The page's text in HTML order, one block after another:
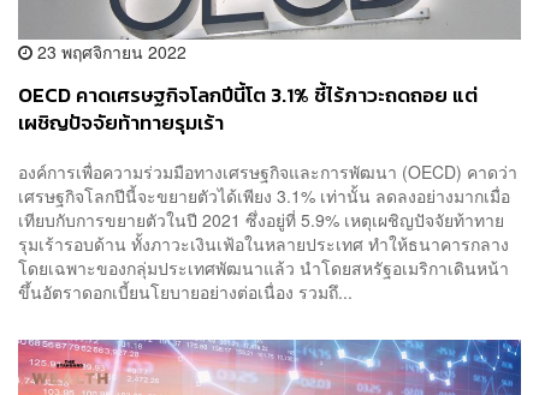
23 พฤศจิกายน 2022
OECD คาดเศรษฐกิจโลกปีนี้โต 3.1% ชี้ไร้ภาวะถดถอย แต่
เผชิญปัจจัยท้าทายรุมเร้า
องค์การเพื่อความร่วมมือทางเศรษฐกิจและการพัฒนา (OECD) คาดว่า
เศรษฐกิจโลกปีนี้จะขยายตัวได้เพียง 3.1% เท่านั้น ลดลงอย่างมากเมื่อ
เทียบกับการขยายตัวในปี 2021 ซึ่งอยู่ที่ 5.9% เหตุเผชิญปัจจัยท้าทาย
รุมเร้ารอบด้าน ทั้งภาวะเงินเฟ้อในหลายประเทศ ทำให้ธนาคารกลาง
โดยเฉพาะของกลุ่มประเทศพัฒนาแล้ว นำโดยสหรัฐอเมริกาเดินหน้า
ขึ้นอัตราดอกเบี้ยนโยบายอย่างต่อเนื่อง รวมถึ...